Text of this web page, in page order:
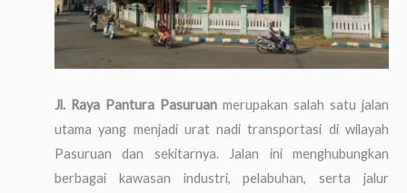
Jl. Raya Pantura Pasuruan merupakan salah satu jalan
utama yang menjadi urat nadi transportasi di wilayah
Pasuruan dan sekitarnya. Jalan ini menghubungkan
berbagai kawasan industri, pelabuhan, serta jalur